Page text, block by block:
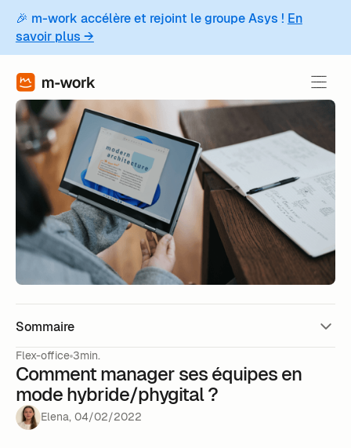
🎉 m-work accélère et rejoint le groupe Asys ! En
savoir plus →
Sommaire
Flex-office 3min.
Comment manager ses équipes en
mode hybride/phygital ?
Elena, 04/02/2022